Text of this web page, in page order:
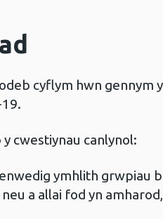
cyflym hwn gennym
cwestiynau canlynol:
ymhlith grwpiau
neu a allai fod yn